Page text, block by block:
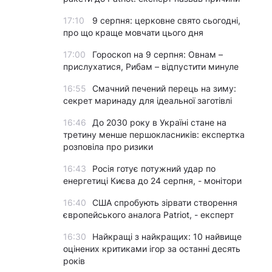
17:10
9 серпня: церковне свято сьогодні,
про що краще мовчати цього дня
17:00
Гороскоп на 9 серпня: Овнам –
прислухатися, Рибам – відпустити минуле
16:55
Смачний печений перець на зиму:
секрет маринаду для ідеальної заготівлі
16:46
До 2030 року в Україні стане на
третину менше першокласників: експертка
розповіла про ризики
16:43
Росія готує потужний удар по
енергетиці Києва до 24 серпня, - монітори
16:40
США спробують зірвати створення
європейського аналога Patriot, - експерт
16:30
Найкращі з найкращих: 10 найвище
оцінених критиками ігор за останні десять
років